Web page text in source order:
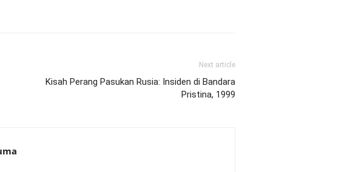
Next article
Kisah Perang Pasukan Rusia: Insiden di Bandara
Pristina, 1999